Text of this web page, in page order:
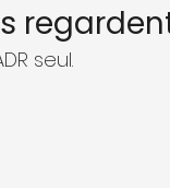
seul.